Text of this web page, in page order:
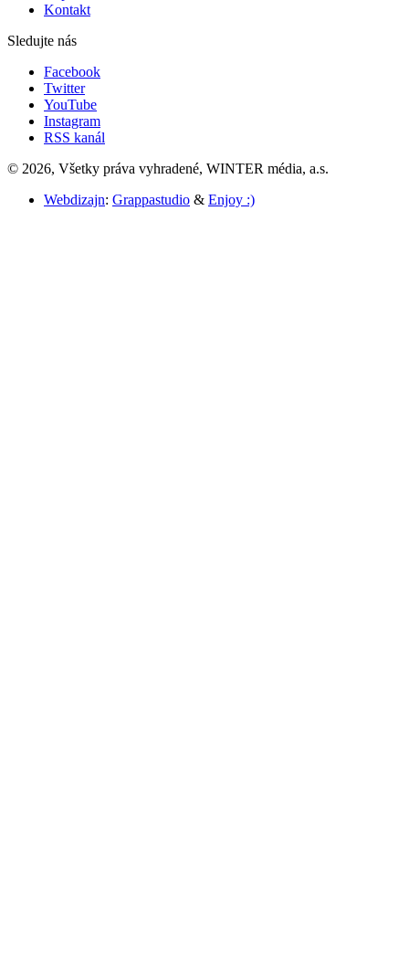
Kontakt
Sledujte nás
Facebook
Twitter
YouTube
Instagram
RSS kanál
© 2026, Všetky práva vyhradené, WINTER média, a.s.
Webdizajn: Grappastudio & Enjoy :)